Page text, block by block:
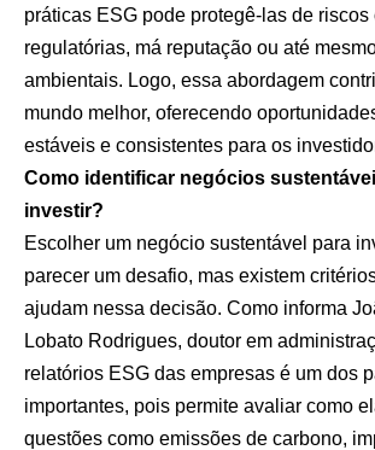
práticas ESG pode protegê-las de riscos
regulatórias, má reputação ou até
ambientais. Logo, essa abordagem
mundo melhor, oferecendo
estáveis e consistentes para os
Como identificar negócios
investir?
Escolher um negócio sustentável para
parecer um desafio, mas existem
ajudam nessa decisão. Como informa
Lobato Rodrigues, doutor em
relatórios ESG das empresas é um dos
importantes, pois permite avaliar como
questões como emissões de carbono,